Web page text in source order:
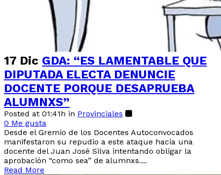
17 Dic GDA: “ES LAMENTABLE QUE
DIPUTADA ELECTA DENUNCIE
DOCENTE PORQUE DESAPRUEBA
ALUMNXS”
Posted at 01:41h in Provinciales
0 Me gusta
Desde el Gremio de los Docentes Autoconvocados
manifestaron su repudio a este ataque hacia una
docente del Juan José Silva intentando obligar la
aprobación “como sea” de alumnxs....
Read More